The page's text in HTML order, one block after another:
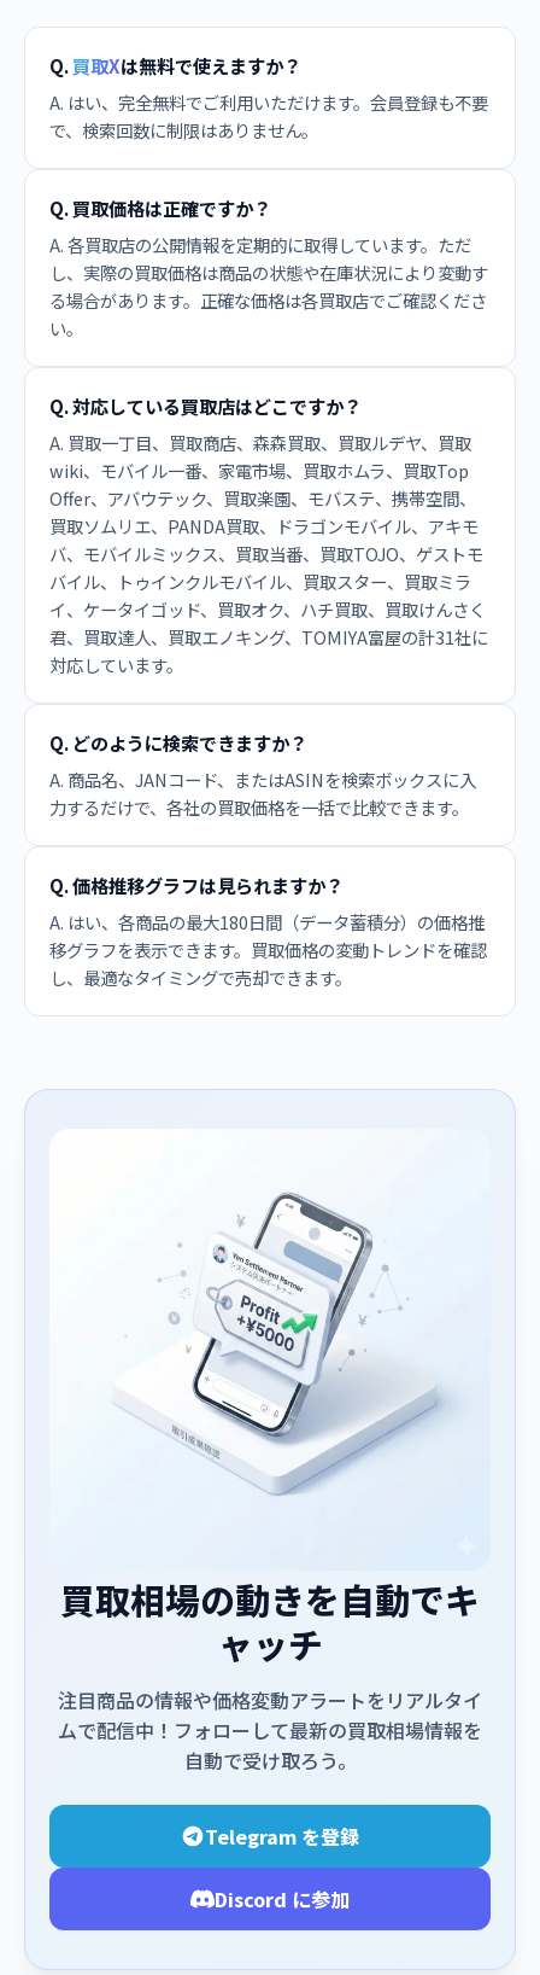
Q.買取Xは無料で使えますか？
A. はい、完全無料でご利用いただけます。会員登録も不要
で、検索回数に制限はありません。
Q. 買取価格は正確ですか？
A. 各買取店の公開情報を定期的に取得しています。ただ
し、実際の買取価格は商品の状態や在庫状況により変動す
る場合があります。正確な価格は各買取店でご確認くださ
い。
Q. 対応している買取店はどこですか？
A. 買取一丁目、買取商店、森森買取、買取ルデヤ、買取
wiki、モバイル一番、家電市場、買取ホムラ、買取Top
Offer、アバウテック、買取楽園、モバステ、携帯空間、
買取ソムリエ、PANDA買取、ドラゴンモバイル、アキモ
バ、モバイルミックス、買取当番、買取TOJO、ゲストモ
バイル、トゥインクルモバイル、買取スター、買取ミラ
イ、ケータイゴッド、買取オク、ハチ買取、買取けんさく
君、買取達人、買取エノキング、TOMIYA富屋の計31社に
対応しています。
Q. どのように検索できますか？
A. 商品名、JANコード、またはASINを検索ボックスに入
力するだけで、各社の買取価格を一括で比較できます。
Q. 価格推移グラフは見られますか？
A. はい、各商品の最大180日間（データ蓄積分）の価格推
移グラフを表示できます。買取価格の変動トレンドを確認
し、最適なタイミングで売却できます。
買取相場の動きを自動でキ
ャッチ
注目商品の情報や価格変動アラートをリアルタイ
ムで配信中！フォローして最新の買取相場情報を
自動で受け取ろう。
Telegram を登録
Discord に参加